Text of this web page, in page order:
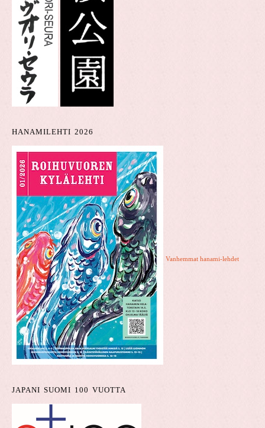
HANAMILEHTI 2026
Vanhemmat hanami-lehdet
JAPANI SUOMI 100 VUOTTA